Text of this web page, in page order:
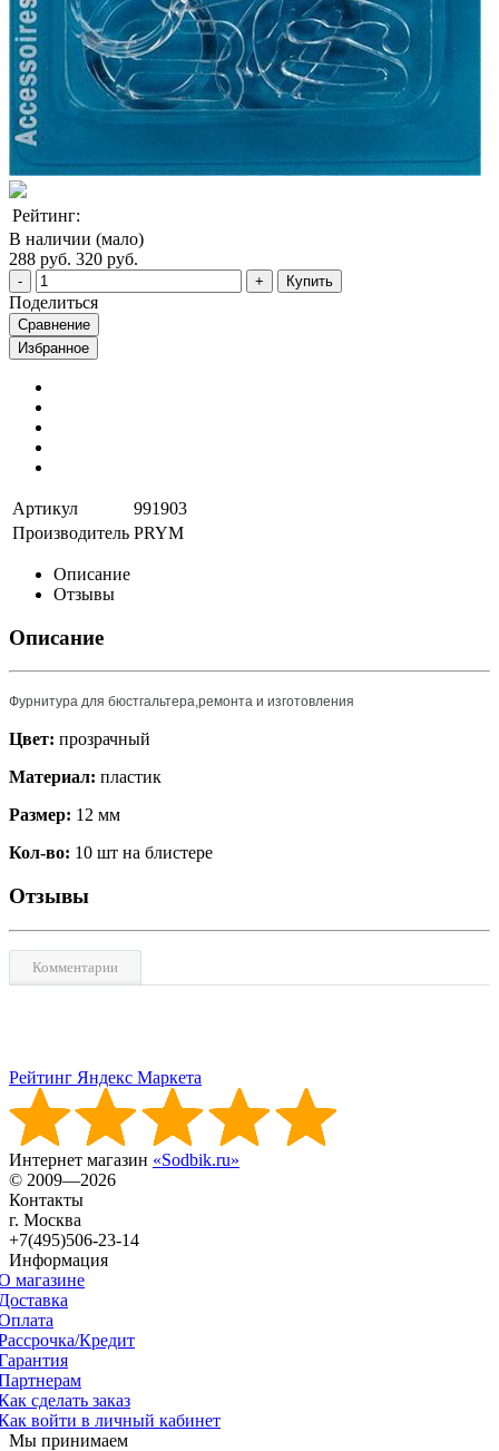
Рейтинг:
В наличии (мало)
288 руб. 320 руб.
Купить
Поделиться
Сравнение
Избранное
Артикул
991903
Производитель PRYM
Описание
Отзывы
Описание
Фурнитура для бюстгальтера,ремонта и изготовления
Цвет: прозрачный
Материал: пластик
Размер: 12 мм
Кол-во: 10 шт на блистере
Отзывы
Комментарии
Рейтинг Яндекс Маркета
Интернет магазин «Sodbik.ru»
© 2009—2026
Контакты
г. Москва
+7(495)506-23-14
Информация
магазине
Кредит
сделать заказ
войти в личный кабинет
Мы принимаем